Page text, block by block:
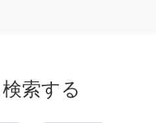
索する